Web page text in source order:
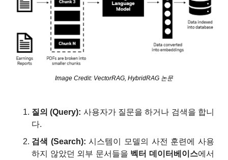
Image Credit: VectorRAG, HybridRAG 논문
질의 (Query): 사용자가 질문을 하거나 검색을 합니
다.
검색 (Search): 시스템이 모델의 사전 훈련에 사용
하지 않았던 외부 문서들을 벡터 데이터베이스에서